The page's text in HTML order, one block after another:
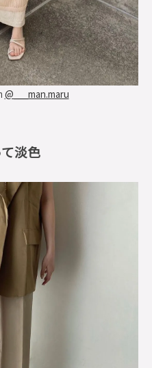
@___man.maru
淡色